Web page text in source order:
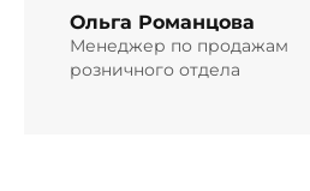
Ольга Романцова
Менеджер по продажам
розничного отдела